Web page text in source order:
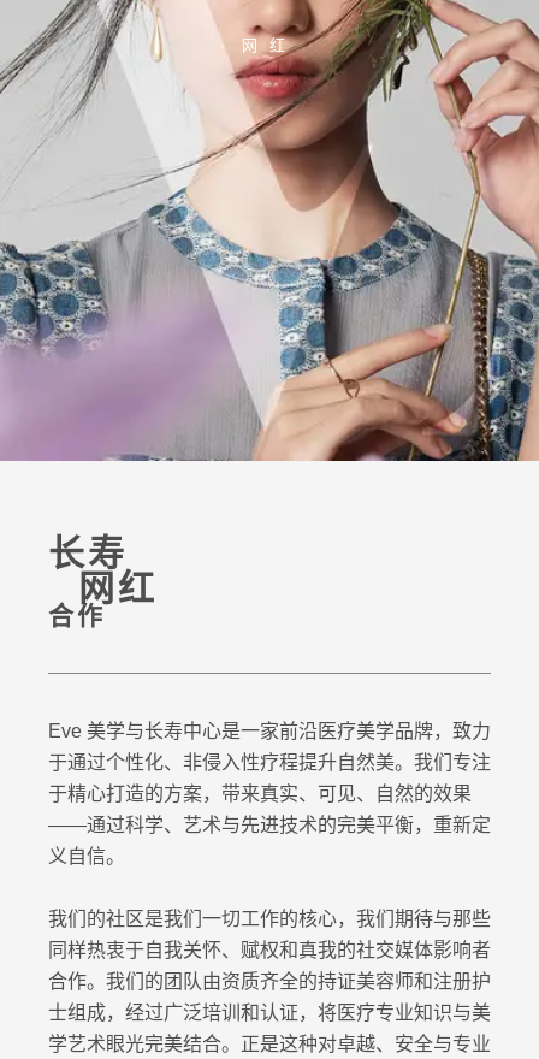
网红
长寿
网红
合作
Eve 美学与长寿中心是一家前沿医疗美学品牌，致力
于通过个性化、非侵入性疗程提升自然美。我们专注
于精心打造的方案，带来真实、可见、自然的效果
——通过科学、艺术与先进技术的完美平衡，重新定
义自信。
我们的社区是我们一切工作的核心，我们期待与那些
同样热衷于自我关怀、赋权和真我的社交媒体影响者
合作。我们的团队由资质齐全的持证美容师和注册护
士组成，经过广泛培训和认证，将医疗专业知识与美
学艺术眼光完美结合。正是这种对卓越、安全与专业